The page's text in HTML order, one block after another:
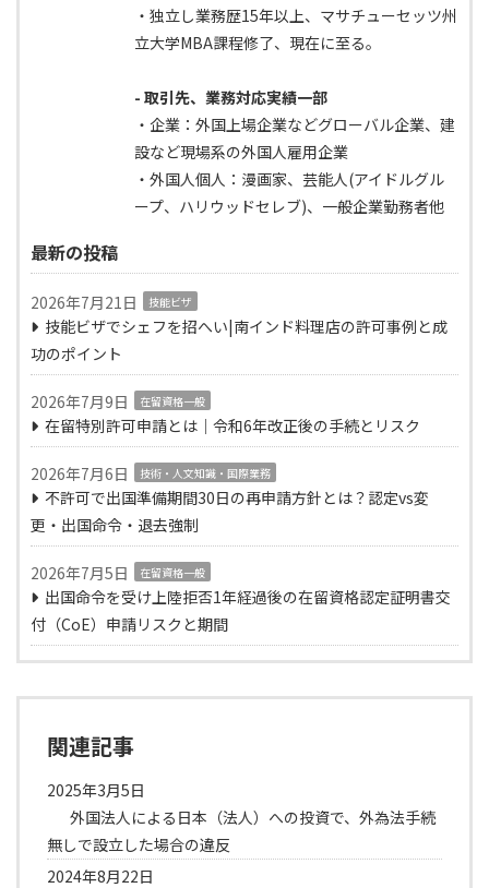
・独立し業務歴15年以上、マサチューセッツ州
立大学MBA課程修了、現在に至る。
- 取引先、業務対応実績一部
・企業：外国上場企業などグローバル企業、建
設など現場系の外国人雇用企業
・外国人個人：漫画家、芸能人(アイドルグル
ープ、ハリウッドセレブ)、一般企業勤務者他
最新の投稿
2026年7月21日 技能ビザ
技能ビザでシェフを招へい|南インド料理店の許可事例と成
功のポイント
2026年7月9日 在留資格一般
在留特別許可申請とは｜令和6年改正後の手続とリスク
2026年7月6日 技術・人文知識・国際業務
不許可で出国準備期間30日の再申請方針とは？認定vs変
更・出国命令・退去強制
2026年7月5日 在留資格一般
出国命令を受け上陸拒否1年経過後の在留資格認定証明書交
付（CoE）申請リスクと期間
関連記事
2025年3月5日
外国法人による日本（法人）への投資で、外為法手続
無しで設立した場合の違反
2024年8月22日